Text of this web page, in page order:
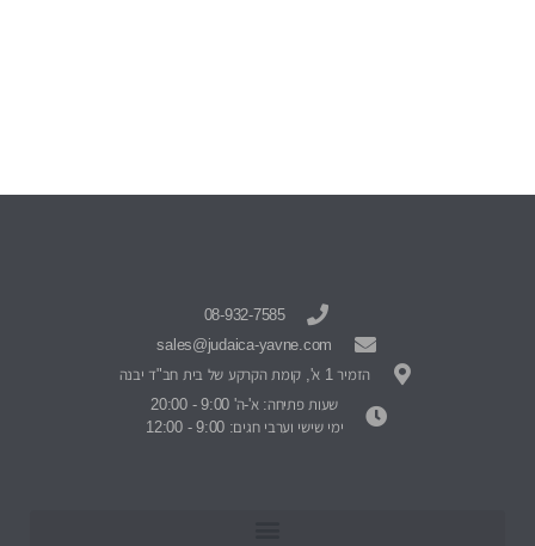
08-932-7585
sales@judaica-yavne.com
הזמיר 1 א', קומת הקרקע של בית חב"ד יבנה
שעות פתיחה: א'-ה' 9:00 - 20:00
ימי שישי וערבי חגים: 9:00 - 12:00